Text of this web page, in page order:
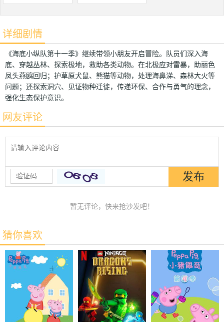
详细剧情
《海底小纵队第十一季》继续带领小朋友开启冒险。队员们深入海
底、穿越丛林、探索极地，救助各类动物。在北极应对雷暴，助丽色
凤头燕鸥回归；护草原犬鼠、熊猫等动物，处理海鼻涕、森林大火等
问题；还探索洞穴、见证物种迁徙，传递环保、合作与勇气的理念，
强化生态保护意识。
网友评论
暂无评论，快来抢沙发吧！
猜你喜欢